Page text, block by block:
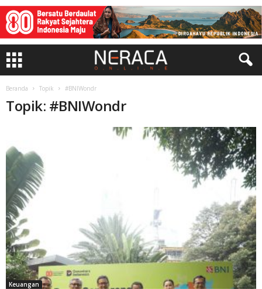
Beranda Topik #BNIWondr
Topik: #BNIWondr
Keuangan